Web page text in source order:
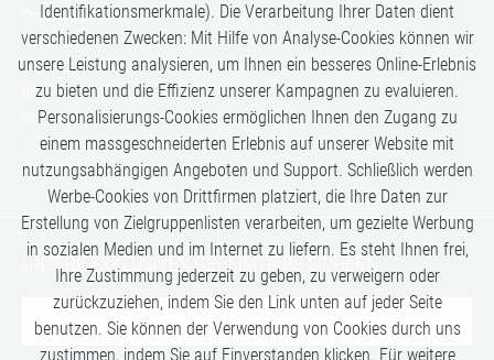
Once in a Lifetime
Romance
Safari-Erlebnisse
Simply the Best
Six Senses
Villen
Zugreisen
UNSERE EXKLUSIVEN GEHEIMTIPPS SICHERN:
Identifikationsmerkmale). Die Verarbeitung Ihrer Daten dient
verschiedenen Zwecken: Mit Hilfe von Analyse-Cookies können wir
unsere Leistung analysieren, um Ihnen ein besseres Online-Erlebnis
zu bieten und die Effizienz unserer Kampagnen zu evaluieren.
Personalisierungs-Cookies ermöglichen Ihnen den Zugang zu
einem massgeschneiderten Erlebnis auf unserer Website mit
nutzungsabhängigen Angeboten und Support. Schließlich werden
Werbe-Cookies von Drittfirmen platziert, die Ihre Daten zur
Erstellung von Zielgruppenlisten verarbeiten, um gezielte Werbung
in sozialen Medien und im Internet zu liefern. Es steht Ihnen frei,
Ihre Zustimmung jederzeit zu geben, zu verweigern oder
zurückzuziehen, indem Sie den Link unten auf jeder Seite
benutzen. Sie können der Verwendung von Cookies durch uns
zustimmen, indem Sie auf Einverstanden klicken. Für weitere